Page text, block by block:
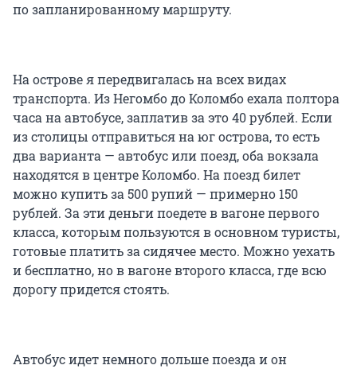
по запланированному маршруту.
На острове я передвигалась на всех видах
транспорта. Из Негомбо до Коломбо ехала полтора
часа на автобусе, заплатив за это 40 рублей. Если
из столицы отправиться на юг острова, то есть
два варианта — автобус или поезд, оба вокзала
находятся в центре Коломбо. На поезд билет
можно купить за 500 рупий — примерно 150
рублей. За эти деньги поедете в вагоне первого
класса, которым пользуются в основном туристы,
готовые платить за сидячее место. Можно уехать
и бесплатно, но в вагоне второго класса, где всю
дорогу придется стоять.
Автобус идет немного дольше поезда и он